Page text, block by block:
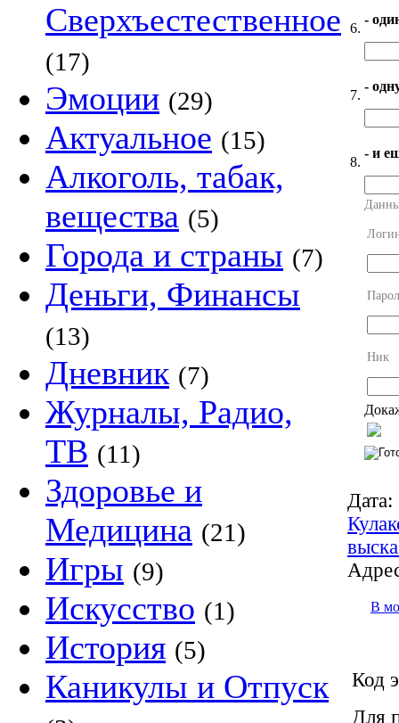
Сверхъестественное
(17)
Эмоции (29)
Актуальное (15)
Алкоголь, табак,
вещества (5)
Города и страны (7)
Деньги, Финансы
(13)
Дневник (7)
Журналы, Радио,
ТВ (11)
Здоровье и
Медицина (21)
Игры (9)
Искусство (1)
История (5)
Каникулы и Отпуск
6.
-
7.
-
8.
- и
Ник
Дата:
В
Код
Для